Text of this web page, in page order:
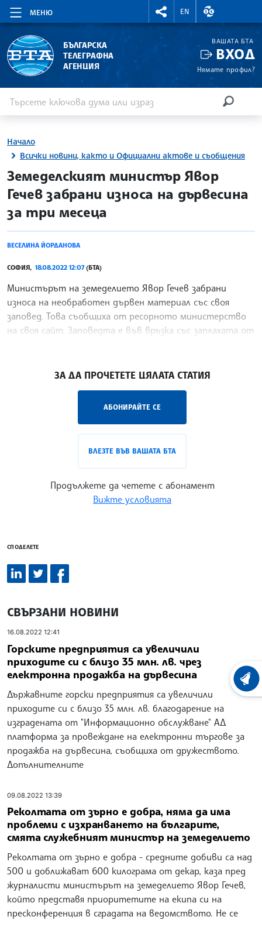
МЕНЮ
RIGHTMENU.SOCIAL
EN
ВАЛУТНИ
БЪЛГАРСКА
ТЕЛЕГРАФНА
АГЕНЦИЯ
ВАШАТА БТА
ВХОД
Нямате профил?
Начало
Всички новини, както и Официални актове и съобщения
site.bta
Земеделският министър Явор
Гечев забрани износа на дървесина
за три месеца
ВЕСЕЛИНА ЙОРДАНОВА
СОФИЯ, 18.08.2022 12:07(БТА)
Министърът на земеделието Явор Гечев забрани
износа на необработен дървен материал със своя
заповед. Това съобщиха от ресорното министерство
на своя сайт. Заповедта е във връзка със заплахата от
ЗА ДА ПРОЧЕТЕТЕ ЦЯЛАТА СТАТИЯ
АБОНИРАЙТЕ СЕ
ВЛЕЗТЕ ВЪВ ВАШАТА БТА
Продължете да четете с абонамент
Вижте условията
СПОДЕЛЕТЕ
СВЪРЗАНИ НОВИНИ
16.08.2022 12:41
Горските предприятия са увеличили
приходите си с близо 35 млн. лв. чрез
електронна продажба на дървесина
Държавните горски предприятия са увеличили
приходите си с близо 35 млн. лв. благодарение на
изградената от "Информационно обслужване" АД
платформа за провеждане на електронни търгове за
продажба на дървесина, съобщиха от дружеството.
Допълнителните
09.08.2022 13:39
Реколтата от зърно е добра, няма да има
проблеми с изхранването на българите,
смята служебният министър на земеделието
Реколтата от зърно е добра - средните добиви са над
500 и доближават 600 килограма от декар, каза пред
журналисти министърът на земеделието Явор Гечев,
който представя приоритетите на екипа си на
пресконференция в сградата на ведомството. Не се